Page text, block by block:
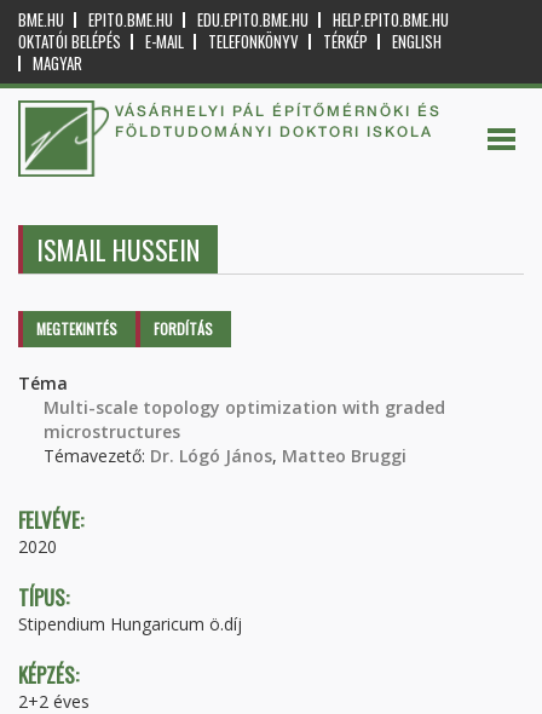
BME.HU EPITO.BME.HU EDU.EPITO.BME.HU
HELP.EPITO.BME.HU
OKTATÓI BELÉPÉS
E-MAIL TELEFONKÖNYV TÉRKÉP
ENGLISH
MAGYAR
VÁSÁRHELYI PÁL ÉPÍTŐMÉRNÖKI ÉS
FÖLDTUDOMÁNYI DOKTORI ISKOLA
ISMAIL HUSSEIN
Elsődleges fülek
MEGTEKINTÉS (AKTÍVFORDÍTÁS
Téma
Multi-scale topology optimization with graded
microstructures
Témavezető: Dr. Lógó János, Matteo Bruggi
FELVÉVE:
2020
TÍPUS:
Stipendium Hungaricum ö.díj
KÉPZÉS:
2+2 éves